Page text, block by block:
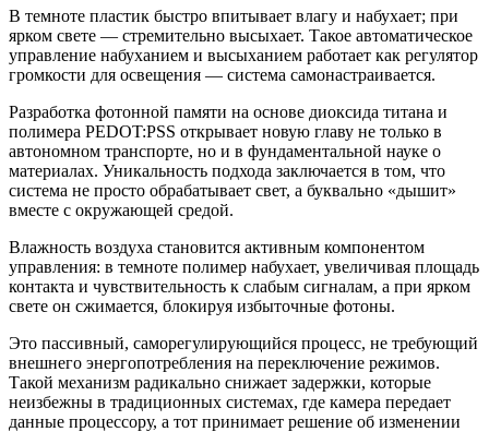
В темноте пластик быстро впитывает влагу и набухает; при
ярком свете — стремительно высыхает. Такое автоматическое
управление набуханием и высыханием работает как регулятор
громкости для освещения — система самонастраивается.
Разработка фотонной памяти на основе диоксида титана и
полимера PEDOT:PSS открывает новую главу не только в
автономном транспорте, но и в фундаментальной науке о
материалах. Уникальность подхода заключается в том, что
система не просто обрабатывает свет, а буквально «дышит»
вместе с окружающей средой.
Влажность воздуха становится активным компонентом
управления: в темноте полимер набухает, увеличивая площадь
контакта и чувствительность к слабым сигналам, а при ярком
свете он сжимается, блокируя избыточные фотоны.
Это пассивный, саморегулирующийся процесс, не требующий
внешнего энергопотребления на переключение режимов.
Такой механизм радикально снижает задержки, которые
неизбежны в традиционных системах, где камера передает
данные процессору, а тот принимает решение об изменении